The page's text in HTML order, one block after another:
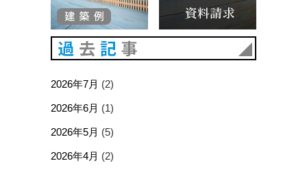
2026年7月 (2)
2026年6月 (1)
2026年5月 (5)
2026年4月 (2)